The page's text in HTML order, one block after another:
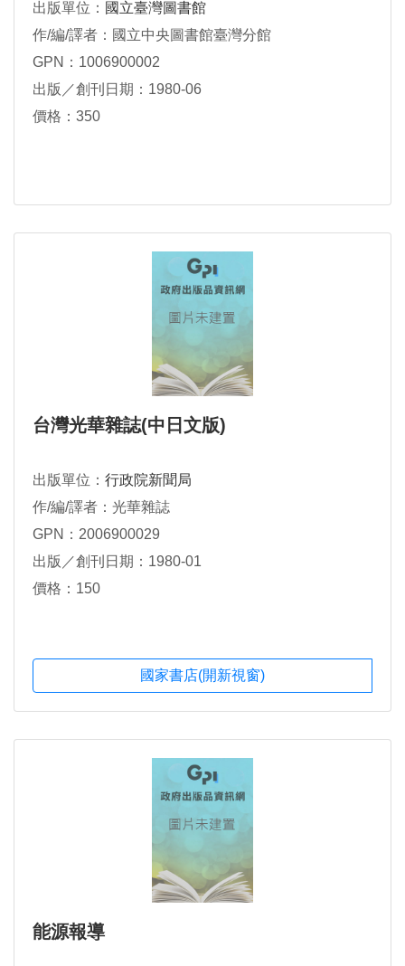
出版單位： 國立臺灣圖書館
作/編/譯者：國立中央圖書館臺灣分館
GPN：1006900002
出版／創刊日期：1980-06
價格：350
台灣光華雜誌(中日文版)
出版單位： 行政院新聞局
作/編/譯者：光華雜誌
GPN：2006900029
出版／創刊日期：1980-01
價格：150
國家書店(開新視窗)
能源報導